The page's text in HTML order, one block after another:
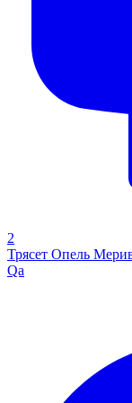
2
Трясет Опель
Qa